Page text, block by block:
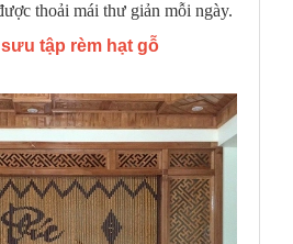
thoải mái thư giản mỗi ngày.
sưu tập rèm hạt gỗ